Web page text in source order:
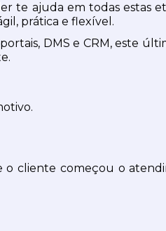
te ajuda em todas estas
prática e flexível.
DMS e CRM, este
o cliente começou o